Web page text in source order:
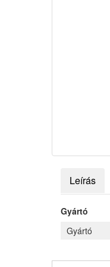
Leírás
Gyártó
Gyártó